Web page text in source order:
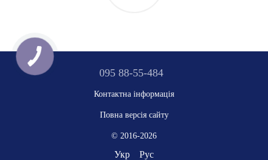
095 88-55-484
Контактна інформація
Повна версія сайту
© 2016-2026
Укр Рус